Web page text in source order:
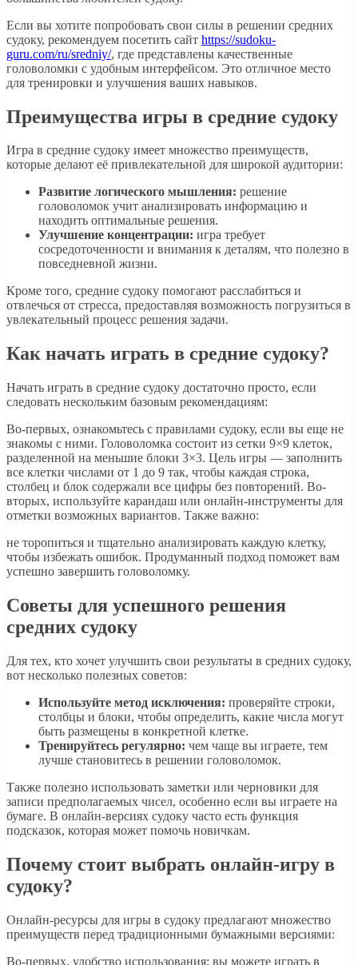
Если вы хотите попробовать свои силы в решении средних
судоку, рекомендуем посетить сайт https://sudoku-
guru.com/ru/sredniy/, где представлены качественные
головоломки с удобным интерфейсом. Это отличное место
для тренировки и улучшения ваших навыков.
Преимущества игры в средние судоку
Игра в средние судоку имеет множество преимуществ,
которые делают её привлекательной для широкой аудитории:
Развитие логического мышления: решение
головоломок учит анализировать информацию и
находить оптимальные решения.
Улучшение концентрации: игра требует
сосредоточенности и внимания к деталям, что полезно в
повседневной жизни.
Кроме того, средние судоку помогают расслабиться и
отвлечься от стресса, предоставляя возможность погрузиться в
увлекательный процесс решения задачи.
Как начать играть в средние судоку?
Начать играть в средние судоку достаточно просто, если
следовать нескольким базовым рекомендациям:
Во-первых, ознакомьтесь с правилами судоку, если вы еще не
знакомы с ними. Головоломка состоит из сетки 9×9 клеток,
разделенной на меньшие блоки 3×3. Цель игры — заполнить
все клетки числами от 1 до 9 так, чтобы каждая строка,
столбец и блок содержали все цифры без повторений. Во-
вторых, используйте карандаш или онлайн-инструменты для
отметки возможных вариантов. Также важно:
не торопиться и тщательно анализировать каждую клетку,
чтобы избежать ошибок. Продуманный подход поможет вам
успешно завершить головоломку.
Советы для успешного решения
средних судоку
Для тех, кто хочет улучшить свои результаты в средних судоку,
вот несколько полезных советов:
Используйте метод исключения: проверяйте строки,
столбцы и блоки, чтобы определить, какие числа могут
быть размещены в конкретной клетке.
Тренируйтесь регулярно: чем чаще вы играете, тем
лучше становитесь в решении головоломок.
Также полезно использовать заметки или черновики для
записи предполагаемых чисел, особенно если вы играете на
бумаге. В онлайн-версиях судоку часто есть функция
подсказок, которая может помочь новичкам.
Почему стоит выбрать онлайн-игру в
судоку?
Онлайн-ресурсы для игры в судоку предлагают множество
преимуществ перед традиционными бумажными версиями:
Во-первых, удобство использования: вы можете играть в